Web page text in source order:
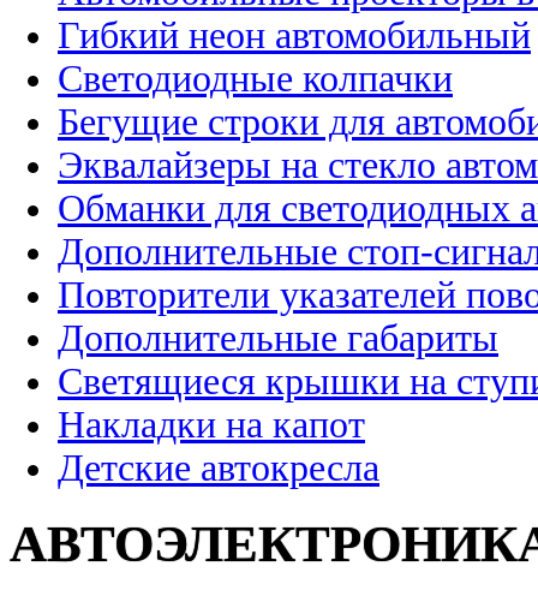
Гибкий неон автомобильный
Светодиодные колпачки
Бегущие строки для
Эквалайзеры на стекло
Обманки для светодиодных
Дополнительные стоп-
Повторители указателей
Дополнительные габариты
Светящиеся крышки на
Накладки на капот
Детские автокресла